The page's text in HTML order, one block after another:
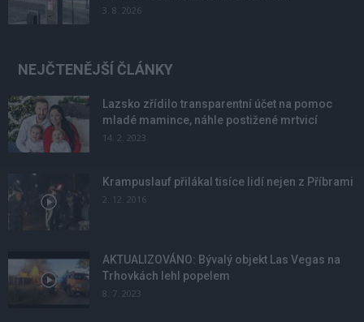
3. 8. 2026
NEJČTENĚJŠÍ ČLÁNKY
Lazsko zřídilo transparentní účet na pomoc
mladé mamince, náhle postižené mrtvicí
14. 2. 2023
Krampuslauf přilákal tisíce lidí nejen z Příbrami
2. 12. 2016
AKTUALIZOVÁNO: Bývalý objekt Las Vegas na
Trhovkách lehl popelem
8. 7. 2023